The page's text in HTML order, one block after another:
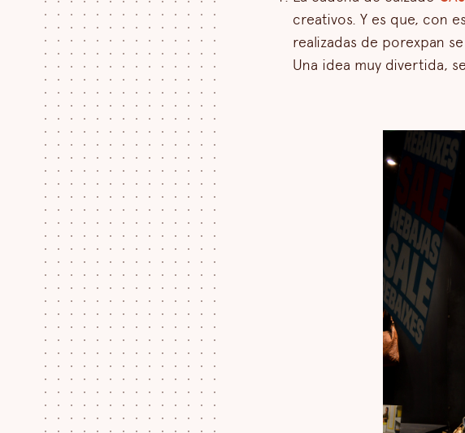
creativos. Y es que, con
realizadas de porexpan
Una idea muy divertida,